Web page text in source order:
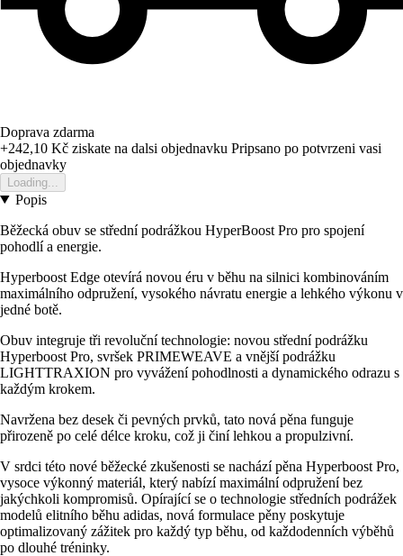
Doprava zdarma
+242,10 Kč ziskate na dalsi objednavku Pripsano po potvrzeni vasi
objednavky
Loading...
Popis
Běžecká obuv se střední podrážkou HyperBoost Pro pro spojení
pohodlí a energie.
Hyperboost Edge otevírá novou éru v běhu na silnici kombinováním
maximálního odpružení, vysokého návratu energie a lehkého výkonu v
jedné botě.
Obuv integruje tři revoluční technologie: novou střední podrážku
Hyperboost Pro, svršek PRIMEWEAVE a vnější podrážku
LIGHTTRAXION pro vyvážení pohodlnosti a dynamického odrazu s
každým krokem.
Navržena bez desek či pevných prvků, tato nová pěna funguje
přirozeně po celé délce kroku, což ji činí lehkou a propulzivní.
V srdci této nové běžecké zkušenosti se nachází pěna Hyperboost Pro,
vysoce výkonný materiál, který nabízí maximální odpružení bez
jakýchkoli kompromisů. Opírající se o technologie středních podrážek
modelů elitního běhu adidas, nová formulace pěny poskytuje
optimalizovaný zážitek pro každý typ běhu, od každodenních výběhů
po dlouhé tréninky.